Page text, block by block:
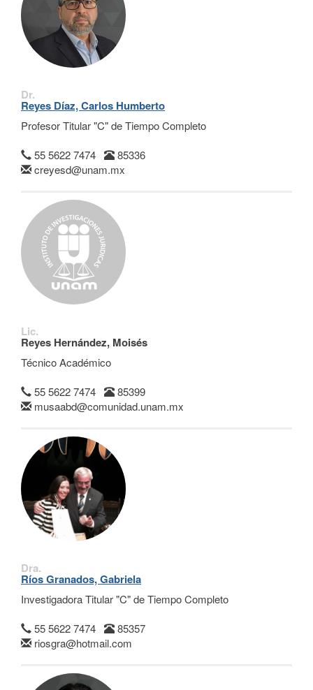
Dr.
Reyes Díaz, Carlos Humberto
Profesor Titular "C" de Tiempo Completo
55 5622 7474
85336
creyesd@unam.mx
Lic.
Reyes Hernández, Moisés
Técnico Académico
55 5622 7474
85399
musaabd@comunidad.unam.mx
Dra.
Ríos Granados, Gabriela
Investigadora Titular "C" de Tiempo Completo
55 5622 7474
85357
riosgra@hotmail.com